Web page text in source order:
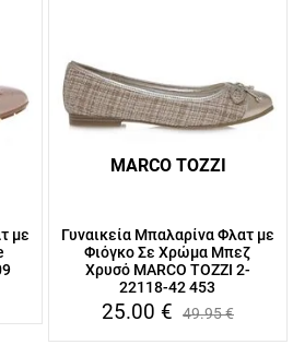
με
MARCO TOZZI
Γυναικεία Μπαλαρίνα Φλατ με
Φιόγκο Σε Χρώμα Μπεζ
Χρυσό MARCO TOZZI 2-
22118-42 453
25.00 € 49.95€